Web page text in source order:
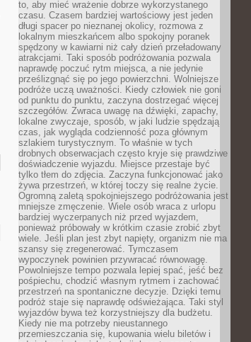
to, aby mieć wrażenie dobrze wykorzystanego
czasu. Czasem bardziej wartościowy jest jeden
długi spacer po nieznanej okolicy, rozmowa z
lokalnym mieszkańcem albo spokojny poranek
spędzony w kawiarni niż cały dzień przeładowany
atrakcjami. Taki sposób podróżowania pozwala
naprawdę poczuć rytm miejsca, a nie jedynie
prześlizgnąć się po jego powierzchni. Wolniejsze
podróże uczą uważności. Kiedy człowiek nie goni
od punktu do punktu, zaczyna dostrzegać więcej
szczegółów. Zwraca uwagę na dźwięki, zapachy,
lokalne zwyczaje, sposób, w jaki ludzie spędzają
czas, jak wygląda codzienność poza głównym
szlakiem turystycznym. To właśnie w tych
drobnych obserwacjach często kryje się prawdziwe
doświadczenie wyjazdu. Miejsce przestaje być
tylko tłem do zdjęcia. Zaczyna funkcjonować jako
żywa przestrzeń, w której toczy się realne życie.
Ogromną zaletą spokojniejszego podróżowania jest
mniejsze zmęczenie. Wiele osób wraca z urlopu
bardziej wyczerpanych niż przed wyjazdem,
ponieważ próbowały w krótkim czasie zrobić zbyt
wiele. Jeśli plan jest zbyt napięty, organizm nie ma
szansy się zregenerować. Tymczasem
wypoczynek powinien przywracać równowagę.
Powolniejsze tempo pozwala lepiej spać, jeść bez
pośpiechu, chodzić własnym rytmem i zachować
przestrzeń na spontaniczne decyzje. Dzięki temu
podróż staje się naprawdę odświeżająca. Taki styl
wyjazdów bywa też korzystniejszy dla budżetu.
Kiedy nie ma potrzeby nieustannego
przemieszczania się, kupowania wielu biletów i